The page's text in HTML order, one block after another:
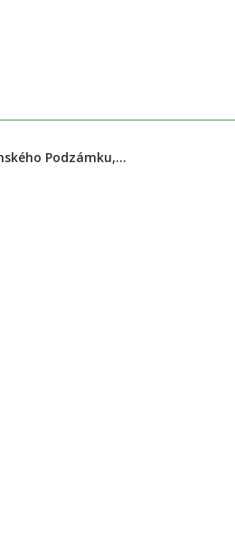
Podzámku,...